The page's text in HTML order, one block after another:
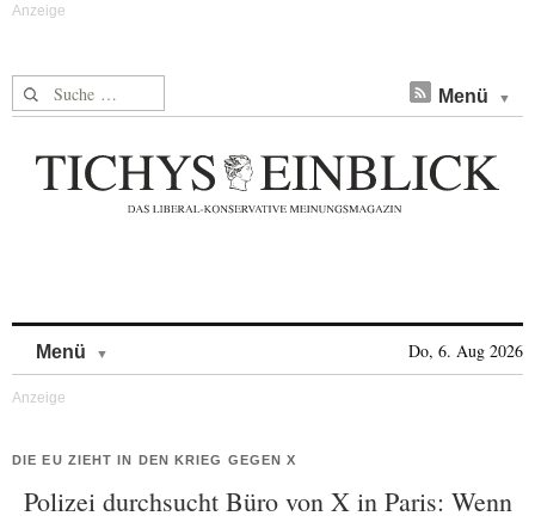
Suche nach: Menü
Menü Do, 6. Aug 2026
DIE EU ZIEHT IN DEN KRIEG GEGEN X
Polizei durchsucht Büro von X in Paris: Wenn